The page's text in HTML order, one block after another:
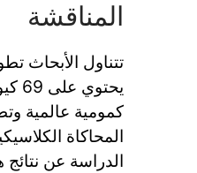
المناقشة
تتناول الأبحاث
كمومية عالمية
المحاكاة